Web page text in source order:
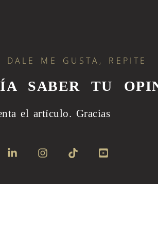
DALE ME GUSTA, REPITE
SABER TU
el artículo. Gracias